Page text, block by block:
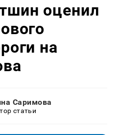
оценил
на
Саримова
статьи